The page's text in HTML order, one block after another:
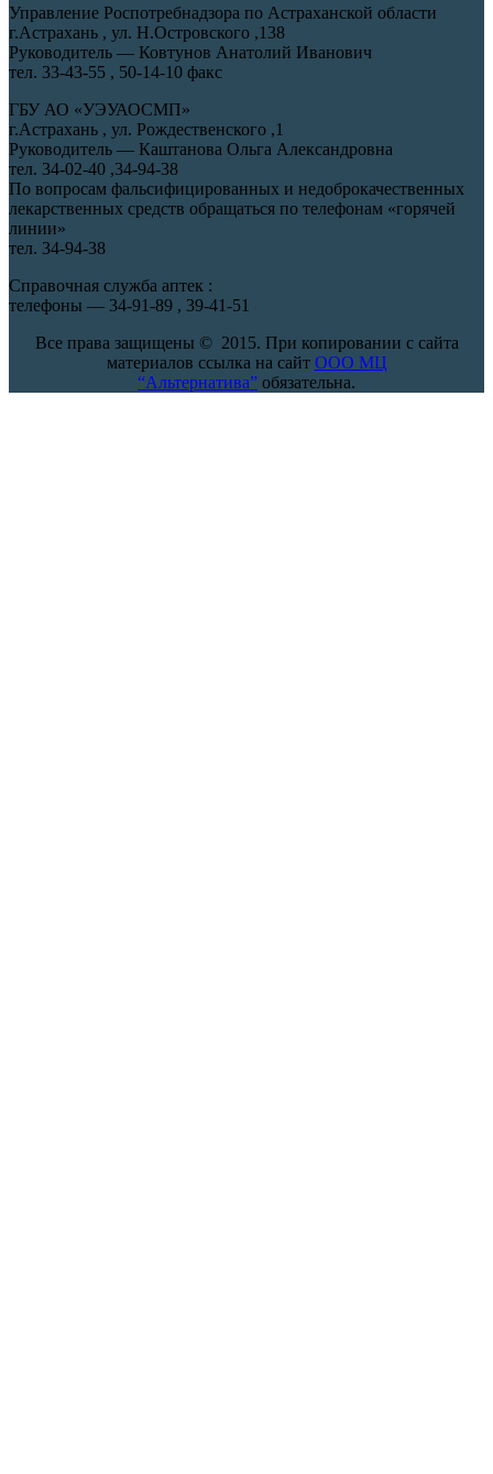
Управление Роспотребнадзора по Астраханской области
г.Астрахань , ул. Н.Островского ,138
Руководитель — Ковтунов Анатолий Иванович
тел. 33-43-55 , 50-14-10 факс
ГБУ АО «УЭУАОСМП»
г.Астрахань , ул. Рождественского ,1
Руководитель — Каштанова Ольга Александровна
тел. 34-02-40 ,34-94-38
По вопросам фальсифицированных и недоброкачественных
лекарственных средств обращаться по телефонам «горячей
линии»
тел. 34-94-38
Справочная служба аптек :
телефоны — 34-91-89 , 39-41-51
Все права защищены © 2015. При копировании с сайта
материалов ссылка на сайт ООО МЦ
“Альтернатива” обязательна.